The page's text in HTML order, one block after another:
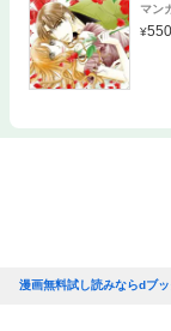
マン
550
漫画無料試し読みならdブッ